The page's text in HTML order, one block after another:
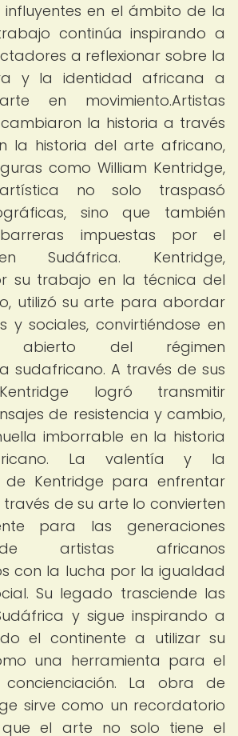
en el ámbito de la
continúa inspirando a
a reflexionar sobre la
y la identidad africana a
en movimiento.Artistas
la historia a través
la historia del arte africano,
como William Kentridge,
no solo traspasó
sino que también
impuestas por el
Sudáfrica. Kentridge,
su trabajo en la técnica del
utilizó su arte para abordar
y sociales, convirtiéndose en
del régimen
sudafricano. A través de sus
logró transmitir
de resistencia y cambio,
imborrable en la historia
La valentía y la
de Kentridge para enfrentar
través de su arte lo convierten
para las generaciones
artistas africanos
con la lucha por la igualdad
Su legado trasciende las
y sigue inspirando a
el continente a utilizar su
una herramienta para el
La obra de
sirve como un recordatorio
el arte no solo tiene el